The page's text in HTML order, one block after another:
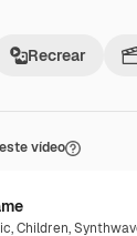
Recrear
vídeo
,Children,